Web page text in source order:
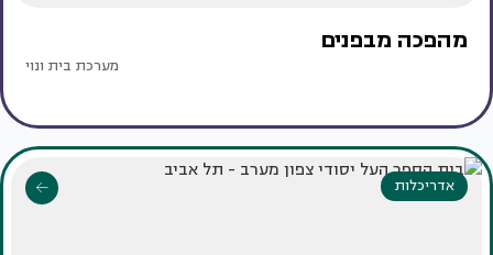
מהפכה מבפנים
מערכת בית ונוי
אדריכלות